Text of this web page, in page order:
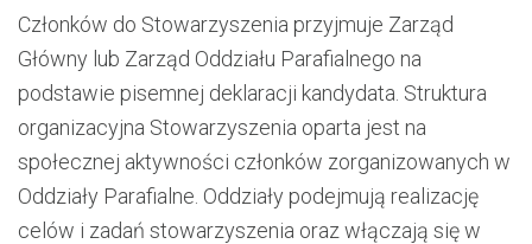
Członków do Stowarzyszenia przyjmuje Zarząd
Główny lub Zarząd Oddziału Parafialnego na
podstawie pisemnej deklaracji kandydata. Struktura
organizacyjna Stowarzyszenia oparta jest na
społecznej aktywności członków zorganizowanych w
Oddziały Parafialne. Oddziały podejmują realizację
celów i zadań stowarzyszenia oraz włączają się w